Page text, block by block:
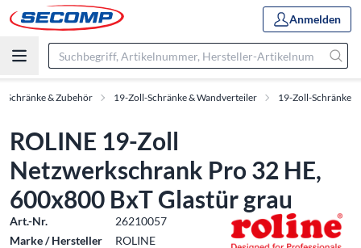
Anmelden
Schränke & Zubehör 19-Zoll-Schränke & Wandverteiler 19-Zoll-Schränke
ROLINE 19-Zoll
Netzwerkschrank Pro 32 HE,
600x800 BxT Glastür grau
Art.-Nr.
26210057
Marke / Hersteller
ROLINE